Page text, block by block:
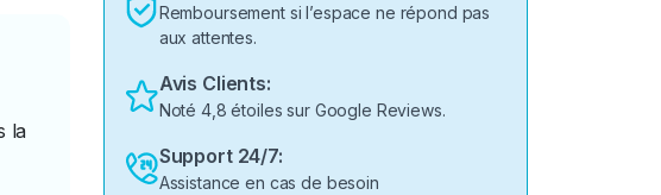
la
Remboursement si l’espace ne répond pas
aux attentes.
Avis Clients:
Noté 4,8 étoiles sur Google Reviews.
Support 24/7:
Assistance en cas de besoin